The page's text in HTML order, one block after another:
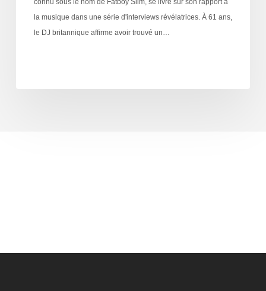
connu sous le nom de Fatboy Slim, se livre sur son rapport à
la musique dans une série d'interviews révélatrices. À 61 ans,
le DJ britannique affirme avoir trouvé un…